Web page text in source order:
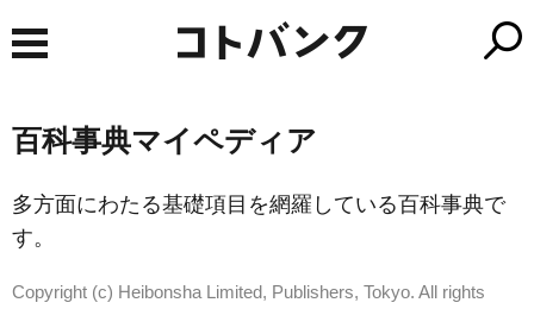
百科事典マイペディア
多方面にわたる基礎項目を網羅している百科事典で
す。
Copyright (c) Heibonsha Limited, Publishers, Tokyo. All rights